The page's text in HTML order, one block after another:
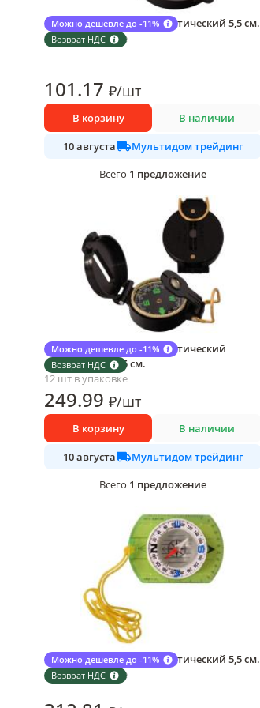
Можно дешевле до -11%
Возврат НДС
Компас МультиДом туристический 5,5 см.
36 шт в упаковке
101.17 ₽/шт
В корзину В наличии
10 августа
Мультидом трейдинг
Всего 1 предложение
Можно дешевле до -11%
Возврат НДС
Компас МультиДом туристический
складной 5,5х7,5 см.
12 шт в упаковке
249.99 ₽/шт
В корзину В наличии
10 августа
Мультидом трейдинг
Всего 1 предложение
Можно дешевле до -11%
Возврат НДС
Компас МультиДом туристический 5,5 см.
12 шт в упаковке